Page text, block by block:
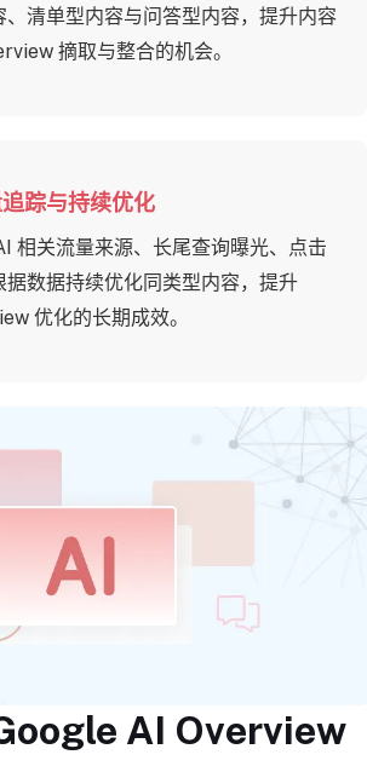
、清单型内容与问答型内容，提升内容
摘取与整合的机会。
踪与持续优化
相关流量来源、长尾查询曝光、点击
据数据持续优化同类型内容，提升
优化的长期成效。
AI Overview